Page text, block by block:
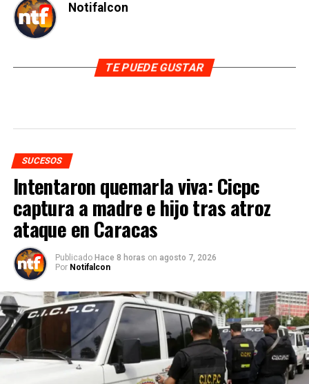
Notifalcon
TE PUEDE GUSTAR
SUCESOS
Intentaron quemarla viva: Cicpc
captura a madre e hijo tras atroz
ataque en Caracas
Publicado Hace 8 horas on agosto 7, 2026
Por Notifalcon